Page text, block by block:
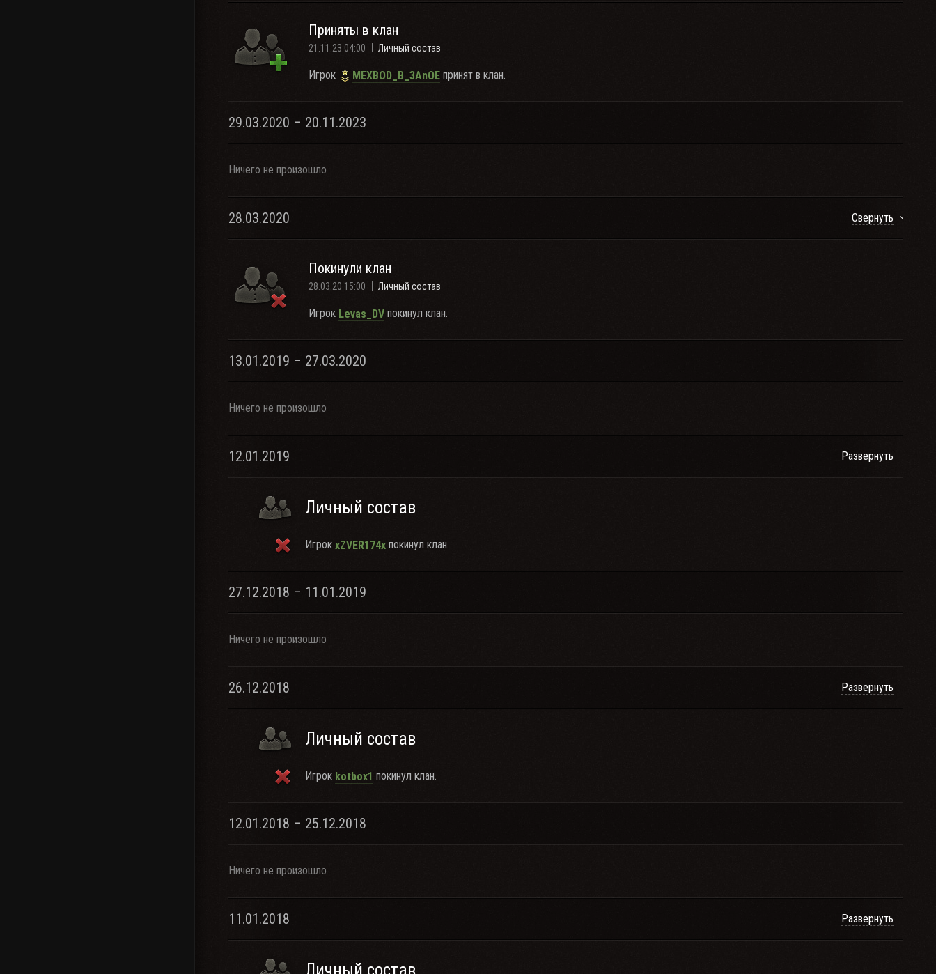
Приняты в клан
21.11.23 04:00 Личный состав
Игрок MEXBOD_B_3AnOE принят в клан.
29.03.2020 – 20.11.2023
Ничего не произошло
28.03.2020 Свернуть
Покинули клан
28.03.20 15:00 Личный состав
Игрок Levas_DV покинул клан.
13.01.2019 – 27.03.2020
Ничего не произошло
12.01.2019 Развернуть
Личный состав
Игрок xZVER174x покинул клан.
27.12.2018 – 11.01.2019
Ничего не произошло
26.12.2018 Развернуть
Личный состав
Игрок kotbox1 покинул клан.
12.01.2018 – 25.12.2018
Ничего не произошло
11.01.2018 Развернуть